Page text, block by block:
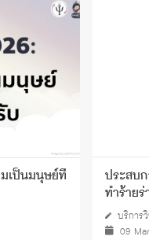
เป็นมนุษย์ที่
ประสบ
ทำร้ายร่
บริการ
09